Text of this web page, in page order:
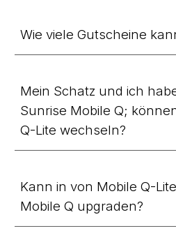
Wie viele Gutscheine
Mein Schatz und ich
Sunrise Mobile Q;
Q-Lite wechseln?
Kann in von Mobile Q-
Mobile Q upgraden?